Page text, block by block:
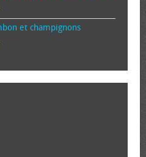
et champignons